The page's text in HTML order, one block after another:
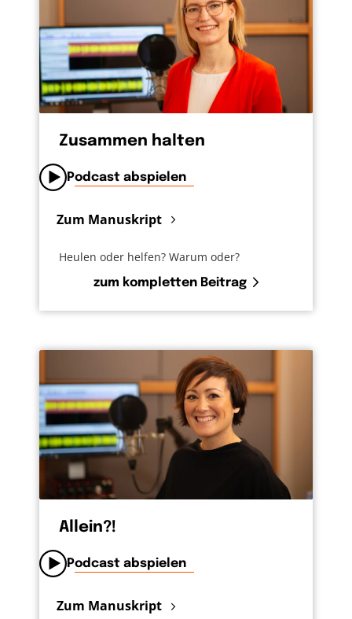
Zusammen halten
Podcast abspielen
Zum Manuskript
Heulen oder helfen? Warum oder?
zum kompletten Beitrag
Allein?!
Podcast abspielen
Zum Manuskript